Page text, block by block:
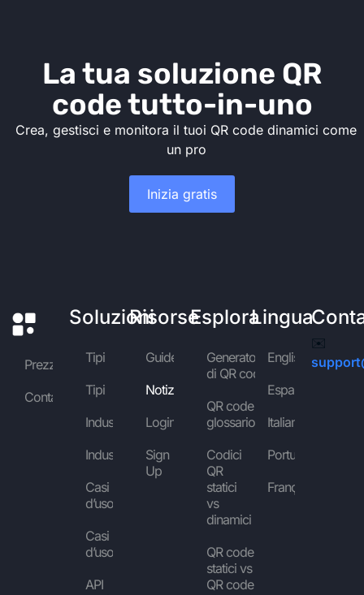
La tua soluzione QR
code tutto-in-uno
Crea, gestisci e monitora il tuoi QR code dinamici come
un pro
Inizia gratis
Prezzi
Contattaci
Soluzioni
Tipi
Tipi
Industrie
Industrie
Casi
d’uso
Casi
d’uso
API
Risorse
Guide
Notizie
Login
Sign
Up
Esplora
Generatore
di QR code
QR code
glossario
Codici
QR
statici
vs
dinamici
QR code
statici vs
QR code
Lingua
English
Español
Italiano
Português
Français
✉️